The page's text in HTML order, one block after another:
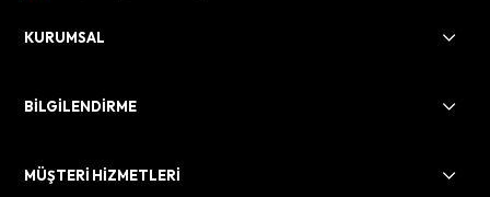
KURUMSAL
BİLGİLENDİRME
MÜŞTERİ HİZMETLERİ